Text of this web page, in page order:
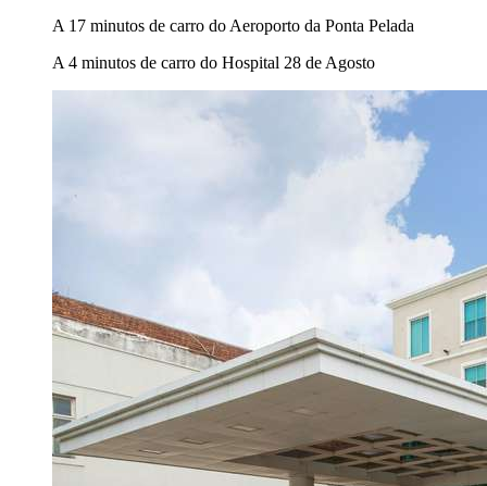
A 17 minutos de carro do Aeroporto da Ponta Pelada
A 4 minutos de carro do Hospital 28 de Agosto